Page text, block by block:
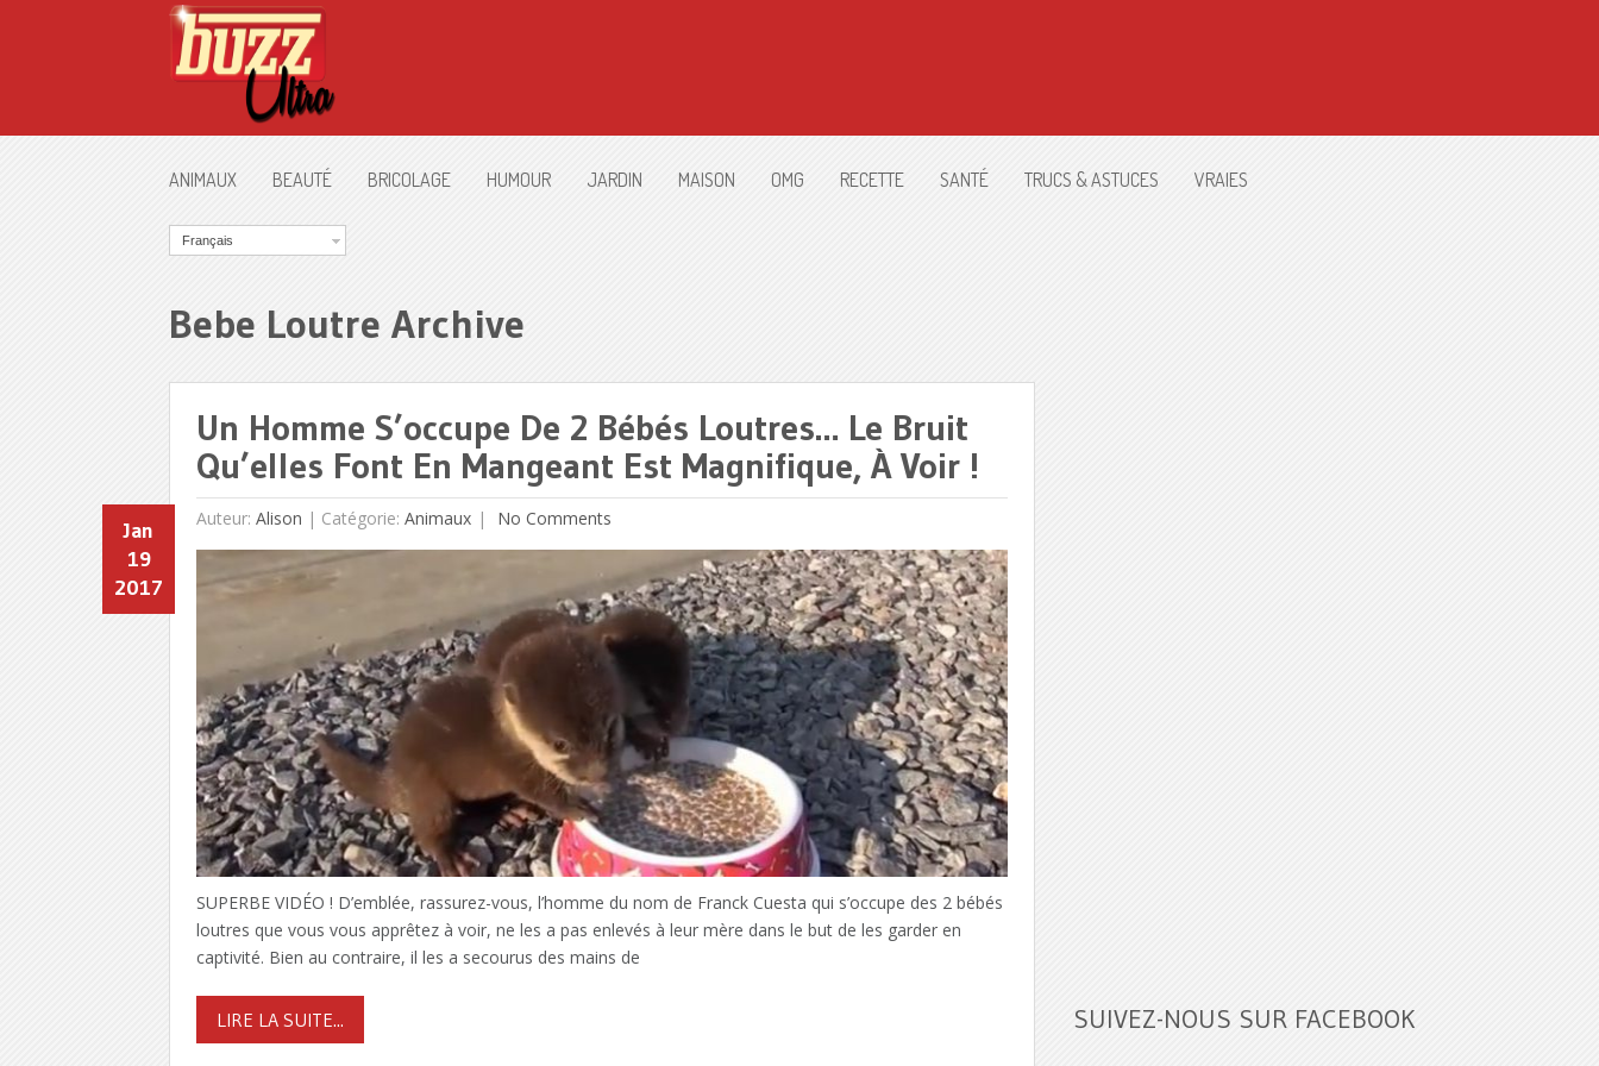
ANIMAUX BEAUTÉ BRICOLAGE HUMOUR JARDIN MAISON OMG RECETTE SANTÉ TRUCS & ASTUCES VRAIES
Français
Bebe Loutre Archive
Un Homme S’occupe De 2 Bébés Loutres… Le Bruit
Qu’elles Font En Mangeant Est Magnifique, À Voir !
Auteur: Alison |
Jan
19
2017
Catégorie: Animaux No Comments
SUPERBE VIDÉO ! D’emblée, rassurez-vous, l’homme du nom de Franck Cuesta qui s’occupe des 2 bébés
loutres que vous vous apprêtez à voir, ne les a pas enlevés à leur mère dans le but de les garder en
captivité. Bien au contraire, il les a secourus des mains de
LIRE LA SUITE... SUIVEZ-NOUS SUR FACEBOOK